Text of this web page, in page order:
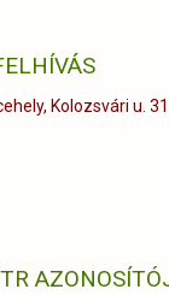
Kolozsvári u.